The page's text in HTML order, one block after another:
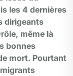
les 4 dernières
dirigeants
même là
bonnes
mort. Pourtant